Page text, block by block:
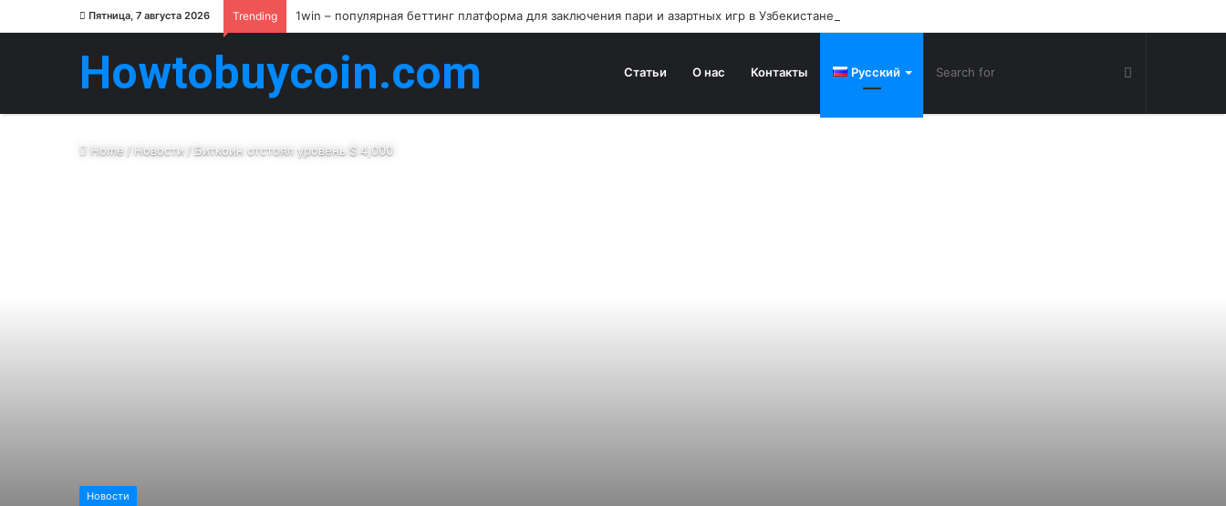
Пятница, 7 августа 2026 Trending 1win – популярная беттинг платформа для заключения пари и азартных игр в Узбекистане
Howtobuycoin.com Статьи О нас Контакты Русский
Home/Новости/Биткоин отстоял уровень $ 4,000
Новости